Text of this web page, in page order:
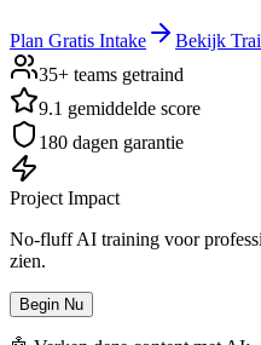
Plan Gratis Intake
Bekijk
35+ teams getraind
9.1 gemiddelde score
180 dagen garantie
Project Impact
No-fluff AI training voor
zien.
Begin Nu